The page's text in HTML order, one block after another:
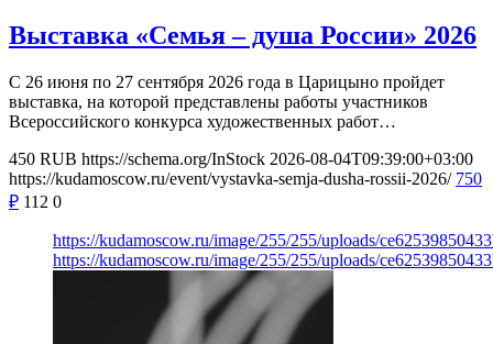
Выставка «Семья – душа России» 2026
С 26 июня по 27 сентября 2026 года в Царицыно пройдет
выставка, на которой представлены работы участников
Всероссийского конкурса художественных работ…
450 RUB https://schema.org/InStock 2026-08-04T09:39:00+03:00
https://kudamoscow.ru/event/vystavka-semja-dusha-rossii-2026/ 750
₽ 112 0
https://kudamoscow.ru/image/255/255/uploads/
https://kudamoscow.ru/image/255/255/uploads/